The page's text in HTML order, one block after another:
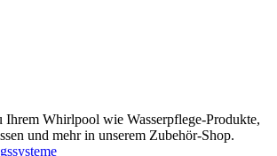
Ihrem Whirlpool wie Wasserpflege-Produkte,
und mehr in unserem Zubehör-Shop.